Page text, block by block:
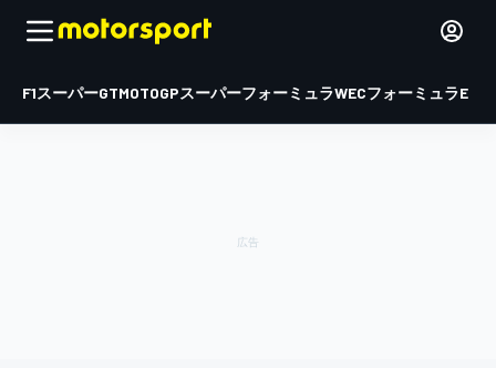
F1スーパーGTMOTOGPスーパーフォーミュラWECフォーミュラE